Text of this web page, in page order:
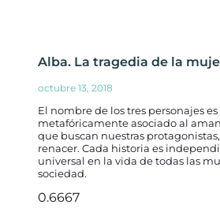
Alba. La tragedia de la
octubre 13, 2018
El nombre de los tres personajes es
metafóricamente asociado al
que buscan nuestras
renacer. Cada historia es
universal en la vida de todas las
sociedad.